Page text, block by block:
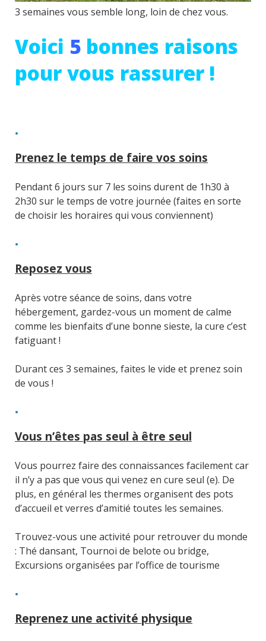
3 semaines vous semble long, loin de chez vous.
Voici 5 bonnes raisons
pour vous rassurer !
Prenez le temps de faire vos soins
Pendant 6 jours sur 7 les soins durent de 1h30 à
2h30 sur le temps de votre journée (faites en sorte
de choisir les horaires qui vous conviennent)
Reposez vous
Après votre séance de soins, dans votre
hébergement, gardez-vous un moment de calme
comme les bienfaits d’une bonne sieste, la cure c’est
fatiguant !
Durant ces 3 semaines, faites le vide et prenez soin
de vous !
Vous n’êtes pas seul à être seul
Vous pourrez faire des connaissances facilement car
il n’y a pas que vous qui venez en cure seul (e). De
plus, en général les thermes organisent des pots
d’accueil et verres d’amitié toutes les semaines.
Trouvez-vous une activité pour retrouver du monde
: Thé dansant, Tournoi de belote ou bridge,
Excursions organisées par l’office de tourisme
Reprenez une activité physique